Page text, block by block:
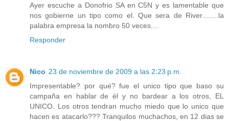
Ayer escuche a Donofrio SA en C5N y es lamentable que
nos gobierne un tipo como el. Que sera de River........la
palabra empresa la nombro 50 veces....
Responder
Nico 23 de noviembre de 2009 a las 2:23 p.m.
Impresentable? por qué? fue el unico tipo que baso su
campaña en hablar de él y no bardear a los otros, EL
UNICO. Los otros tendran mucho miedo que lo unico que
hacen es atacarlo??? Tranquilos muchachos, en 12 dias se